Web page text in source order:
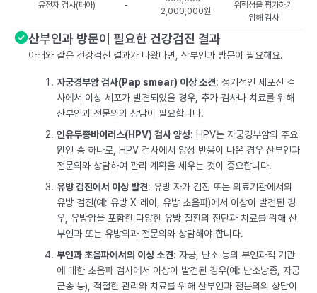
유전자 검사(태아) -
2,000,000원
위험성을 평가하기
위해 검사
산부인과 방문이 필요한 건강검진 결과
아래와 같은 건강검진 결과가 나왔다면, 산부인과 방문이 필요해요.
자궁경부암 검사(Pap smear) 이상 소견: 정기적인 세포진 검
사에서 이상 세포가 발견되었을 경우, 추가 검사나 치료를 위해
산부인과 전문의와 상담이 필요합니다.
인유두종바이러스(HPV) 검사 양성: HPV는 자궁경부암의 주요
원인 중 하나로, HPV 검사에서 양성 반응이 나온 경우 산부인과
전문의와 상담하여 관리 계획을 세우는 것이 중요합니다.
유방 검진에서 이상 발견: 유방 자가 검진 또는 의료기관에서의
유방 검진(예: 유방 X-레이, 유방 초음파)에서 이상이 발견된 경
우, 유방암을 포함한 다양한 유방 질환의 진단과 치료를 위해 산
부인과 또는 유방외과 전문의와 상담해야 합니다.
부인과 초음파에서의 이상 소견: 자궁, 난소 등의 부인과적 기관
에 대한 초음파 검사에서 이상이 발견된 경우(예: 난소낭종, 자궁
근종 등), 적절한 관리와 치료를 위해 산부인과 전문의의 상담이